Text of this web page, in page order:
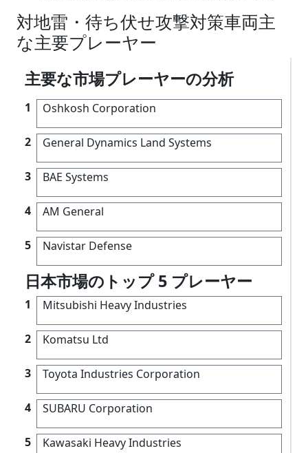
対地雷・待ち伏せ攻撃対策車両主
な主要プレーヤー
主要な市場プレーヤーの分析
1 Oshkosh Corporation
2 General Dynamics Land Systems
3 BAE Systems
4 AM General
5 Navistar Defense
日本市場のトップ 5 プレーヤー
1 Mitsubishi Heavy Industries
2 Komatsu Ltd
3 Toyota Industries Corporation
4 SUBARU Corporation
5 Kawasaki Heavy Industries